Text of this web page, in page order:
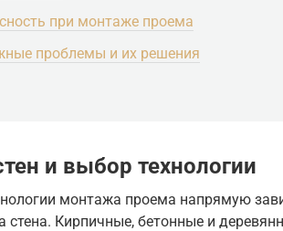
при монтаже проема
проблемы и их решения
и выбор технологии
монтажа проема напрямую
стена. Кирпичные, бетонные и